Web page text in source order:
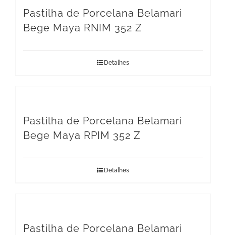
Pastilha de Porcelana Belamari
Bege Maya RNIM 352 Z
Detalhes
Pastilha de Porcelana Belamari
Bege Maya RPIM 352 Z
Detalhes
Pastilha de Porcelana Belamari